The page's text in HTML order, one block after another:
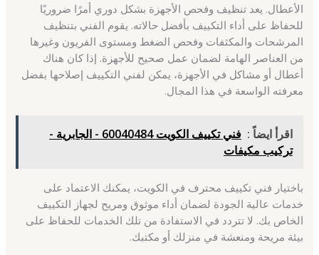
الأعطال. يعد تنظيف وفحص الأجهزة بشكل دوري أمرًا ضروريًا
للحفاظ على أداء التكييف بأفضل حالاته. يقوم الفني بتنظيف
المرشحات والمكثفات وفحص الضغط ومستوى الفريون وغيرها
من العناصر الهامة لضمان عمل صحيح للأجهزة. إذا كان هناك
أعطال أو مشاكل في الأجهزة، يمكن لفني التكييف إصلاحها بفضل
معرفته الواسعة في هذا المجال.
اقرأ ايضاً :
فني تكييف الكويت 60040484 - الجابرية -
تركيب مكيفات
باختيار فني تكييف محترف في الكويت، يمكنك الاعتماد على
خدمات عالية الجودة لضمان أداء موثوق ومريح لجهاز التكييف
الخاص بك. لا تتردد في الاستفادة من تلك الخدمات للحفاظ على
بيئة مريحة ومنعشة في منزلك أو مكتبك.